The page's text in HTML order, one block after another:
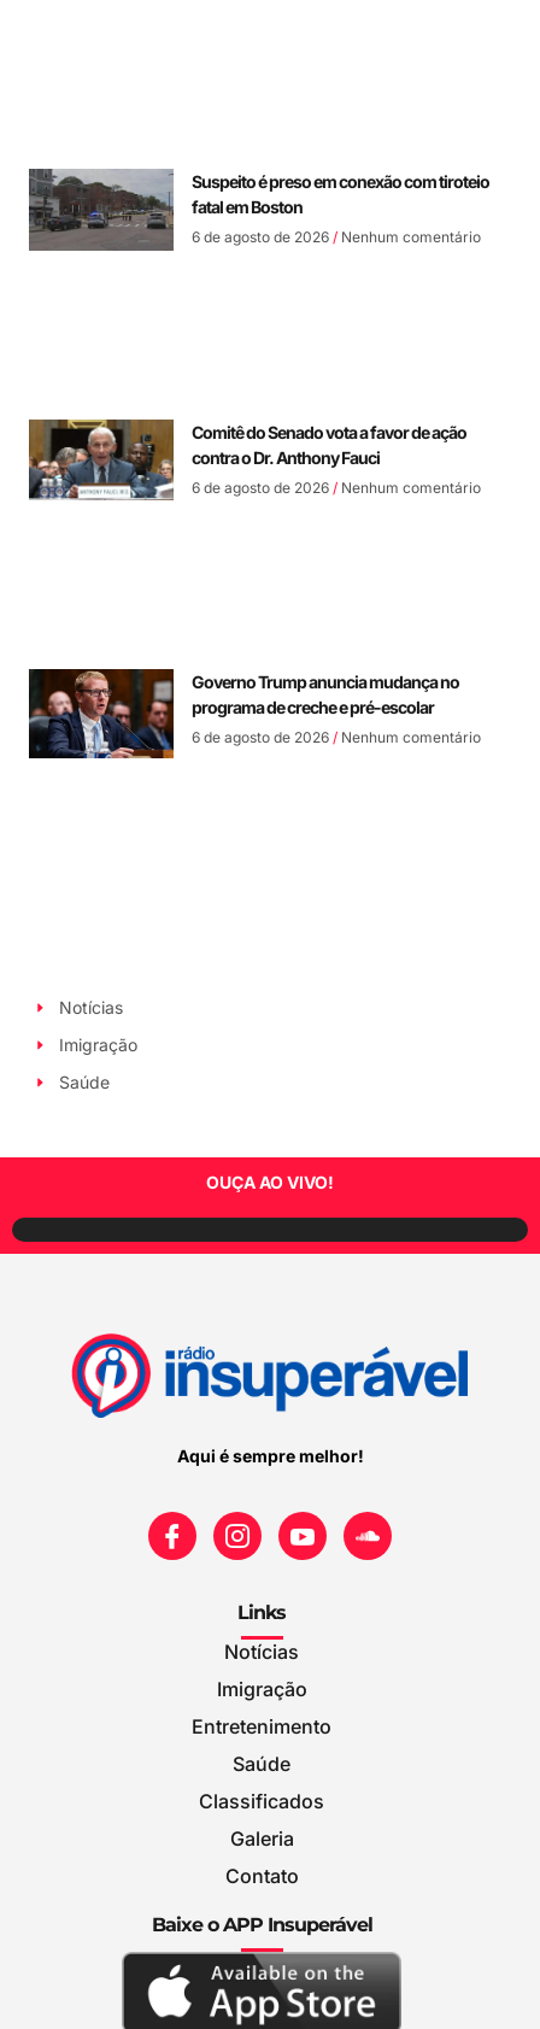
Suspeito é preso em conexão com tiroteio
fatal em Boston
6 de agosto de 2026 Nenhum comentário
Comitê do Senado vota a favor de ação
contra o Dr. Anthony Fauci
6 de agosto de 2026 Nenhum comentário
Governo Trump anuncia mudança no
programa de creche e pré-escolar
6 de agosto de 2026 Nenhum comentário
Notícias
Imigração
Saúde
OUÇA AO VIVO!
Aqui é sempre melhor!
Links
Notícias
Imigração
Entretenimento
Saúde
Classificados
Galeria
Contato
Baixe o APP Insuperável